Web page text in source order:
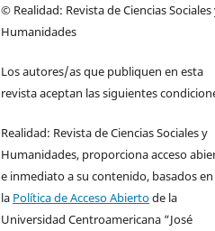
© Realidad: Revista de Ciencias Sociales
Humanidades
Los autores/as que publiquen en esta
revista aceptan las siguientes
Realidad: Revista de Ciencias Sociales y
Humanidades, proporciona acceso
e inmediato a su contenido, basados en
la Política de Acceso Abiertode la
Universidad Centroamericana “José